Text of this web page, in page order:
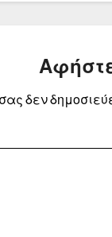
δεν